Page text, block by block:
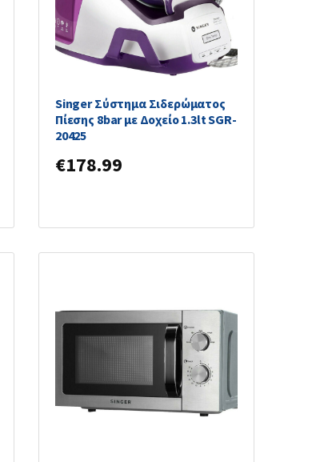
Singer Σύστημα Σιδερώματος
Πίεσης 8bar με Δοχείο 1.3lt SGR-
20425
€178.99